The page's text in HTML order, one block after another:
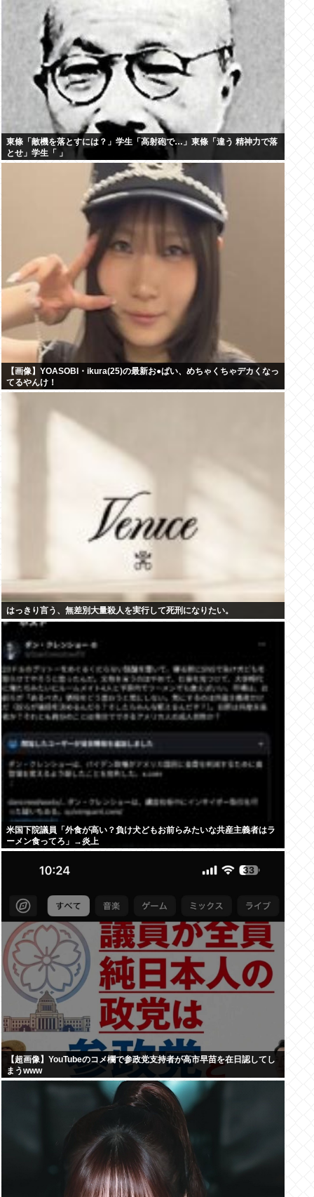
東條「敵機を落とすには？」学生「高射砲で…」東條「違う 精神力で落
とせ」学生「 」
【画像】YOASOBI・ikura(25)の最新お●ぱい、めちゃくちゃデカくなっ
てるやんけ！
はっきり言う、無差別大量殺人を実行して死刑になりたい。
米国下院議員「外食が高い？負け犬どもお前らみたいな共産主義者はラ
ーメン食ってろ」→炎上
【超画像】YouTubeのコメ欄で参政党支持者が高市早苗を在日認してし
まうwww